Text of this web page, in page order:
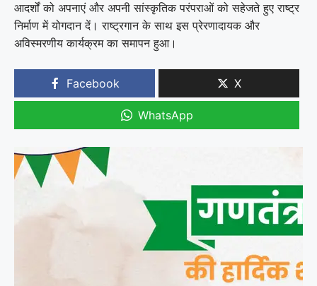
आदर्शों को अपनाएं और अपनी सांस्कृतिक परंपराओं को सहेजते हुए राष्ट्र
निर्माण में योगदान दें। राष्ट्रगान के साथ इस प्रेरणादायक और
अविस्मरणीय कार्यक्रम का समापन हुआ।
Facebook X
WhatsApp